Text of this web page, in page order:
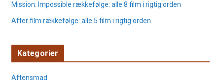
Mission: Impossible rækkefølge: alle 8 film i rigtig orden
After film rækkefølge: alle 5 film i rigtig orden
Kategorier
Aftensmad